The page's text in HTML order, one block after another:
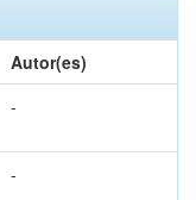
Autor(es)
-
-